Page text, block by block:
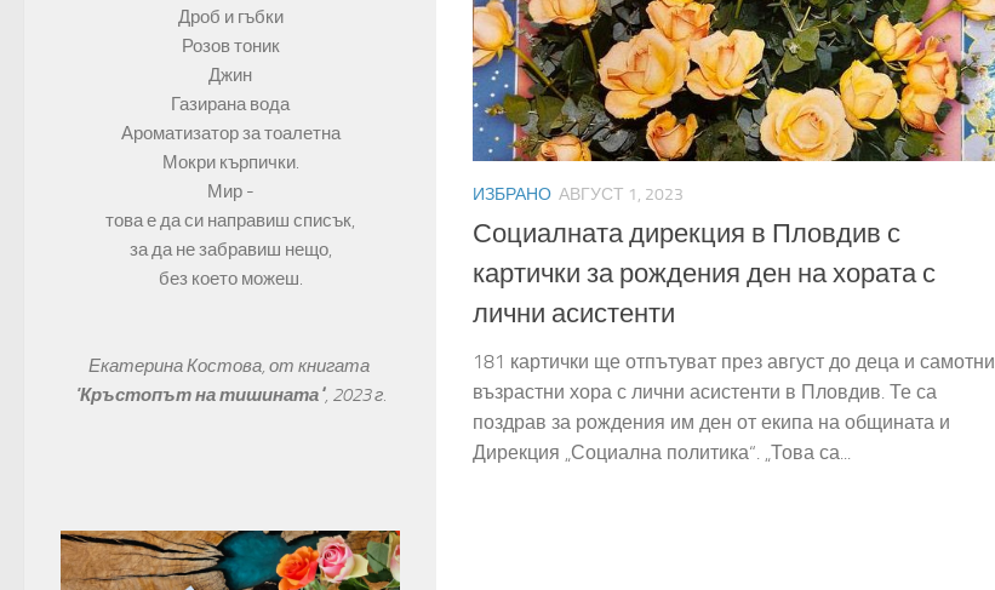
ИЗБРАНО АВГУСТ 1, 2023
Социалната дирекция в Пловдив с
картички за рождения ден на хората с
лични асистенти
181 картички ще отпътуват през август до деца и самотни
възрастни хора с лични асистенти в Пловдив. Те са
поздрав за рождения им ден от екипа на общината и
Дирекция „Социална политика“. „Това са...
Дроб и гъбки
Розов тоник
Джин
Газирана вода
Ароматизатор за тоалетна
Мокри кърпички.
Мир -
това е да си направиш списък,
за да не забравиш нещо,
без което можеш.
Екатерина Костова, от книгата
"Кръстопът на тишината", 2023 г.